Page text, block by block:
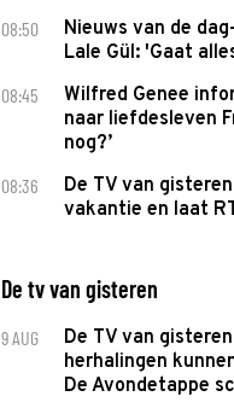
08:50
Nieuws van de
Lale Gül: 'Gaat
08:45
Wilfred Genee
naar liefdesleven
nog?’
08:36
De TV van
vakantie en laat
De tv van gisteren
9 AUG
De TV van
herhalingen
De Avondetappe